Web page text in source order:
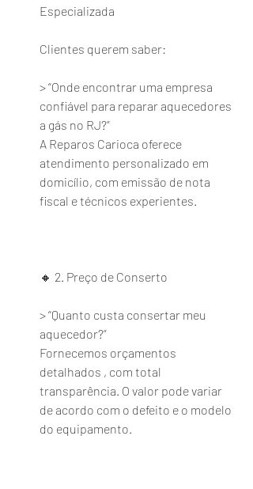
Especializada
Clientes querem saber:
> “Onde encontrar uma empresa
confiável para reparar aquecedores
a gás no RJ?”
A Reparos Carioca oferece
atendimento personalizado em
domicílio, com emissão de nota
fiscal e técnicos experientes.
🔸 2. Preço de Conserto
> “Quanto custa consertar meu
aquecedor?”
Fornecemos orçamentos
detalhados , com total
transparência. O valor pode variar
de acordo com o defeito e o modelo
do equipamento.